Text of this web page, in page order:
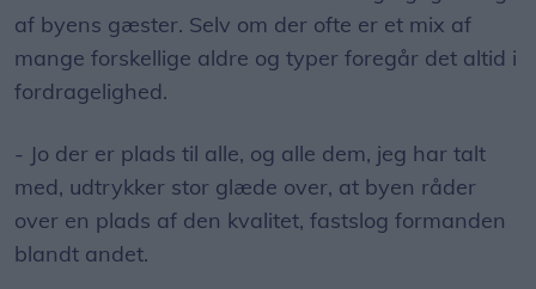
af byens gæster. Selv om der ofte er et mix af
mange forskellige aldre og typer foregår det altid i
fordragelighed.
- Jo der er plads til alle, og alle dem, jeg har talt
med, udtrykker stor glæde over, at byen råder
over en plads af den kvalitet, fastslog formanden
blandt andet.